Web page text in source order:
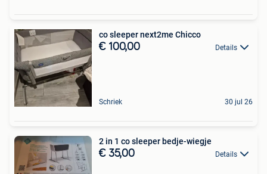
co sleeper next2me Chicco
€ 100,00 Details
Schriek 30 jul 26
2 in 1 co sleeper bedje-wiegje
€ 35,00 Details